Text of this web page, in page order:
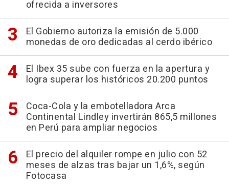
ofrecida a inversores
El Gobierno autoriza la emisión de 5.000
monedas de oro dedicadas al cerdo ibérico
El Ibex 35 sube con fuerza en la apertura y
logra superar los históricos 20.200 puntos
Coca-Cola y la embotelladora Arca
Continental Lindley invertirán 865,5 millones
en Perú para ampliar negocios
El precio del alquiler rompe en julio con 52
meses de alzas tras bajar un 1,6%, según
Fotocasa